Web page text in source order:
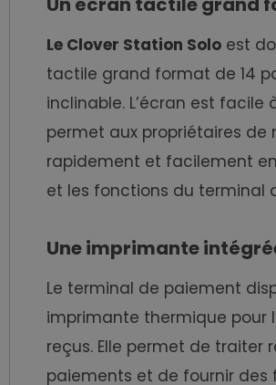
Le Clover Station Solo est
tactile grand format de 14
inclinable. L’écran est facile
permet aux propriétaires de
rapidement et facilement
et les fonctions du terminal
Une imprimante
Le terminal de paiement
imprimante thermique pour
reçus. Elle permet de traiter
paiements et de fournir des